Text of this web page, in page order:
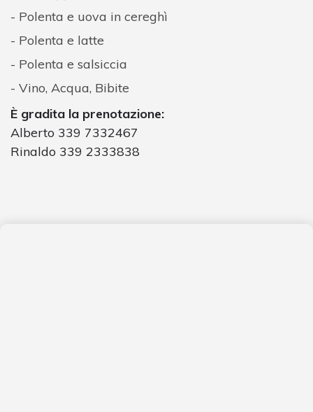
Polenta e uova in cereghì
Polenta e latte
Polenta e salsiccia
Vino, Acqua, Bibite
È gradita la prenotazione:
Alberto 339 7332467
Rinaldo 339 2333838